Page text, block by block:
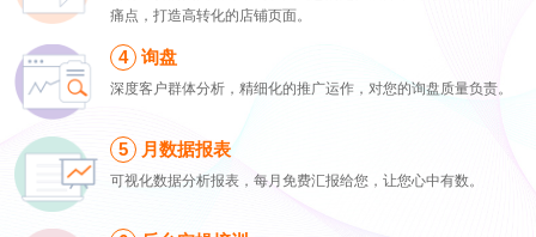
痛点，打造高转化的店铺页面。
询盘
深度客户群体分析，精细化的推广运作，对您的询盘质量负责。
月数据报表
可视化数据分析报表，每月免费汇报给您，让您心中有数。